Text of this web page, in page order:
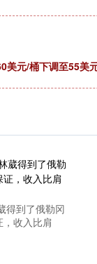
美元/桶下调至55美
得到了俄勒冈
收入比肩